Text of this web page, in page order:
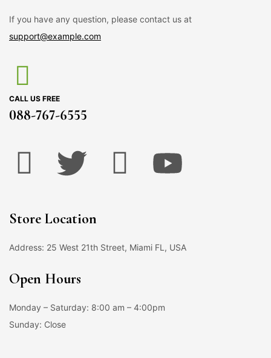
If you have any question, please contact us at
support@example.com
CALL US FREE
088-767-6555
Store Location
Address: 25 West 21th Street, Miami FL, USA
Open Hours
Monday – Saturday: 8:00 am – 4:00pm
Sunday: Close